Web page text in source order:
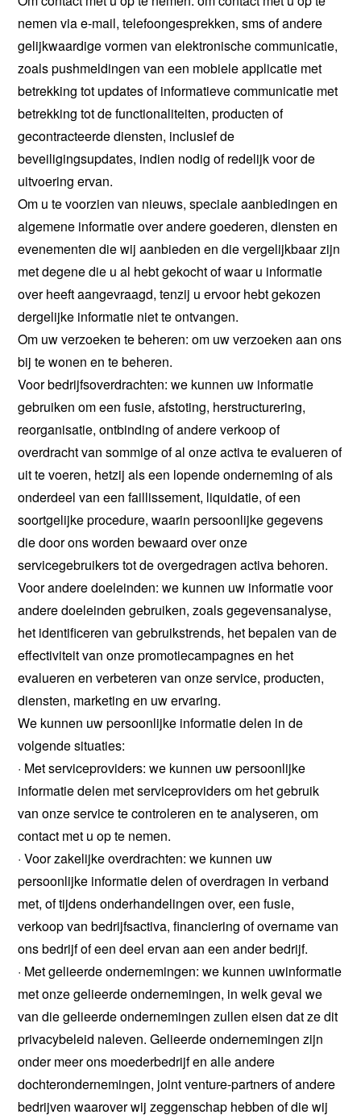
nemen via e-mail, telefoongesprekken, sms of andere
gelijkwaardige vormen van elektronische communicatie,
zoals pushmeldingen van een mobiele applicatie met
betrekking tot updates of informatieve communicatie met
betrekking tot de functionaliteiten, producten of
gecontracteerde diensten, inclusief de
beveiligingsupdates, indien nodig of redelijk voor de
uitvoering ervan.
Om u te voorzien van nieuws, speciale aanbiedingen en
algemene informatie over andere goederen, diensten en
evenementen die wij aanbieden en die vergelijkbaar zijn
met degene die u al hebt gekocht of waar u informatie
over heeft aangevraagd, tenzij u ervoor hebt gekozen
dergelijke informatie niet te ontvangen.
Om uw verzoeken te beheren: om uw verzoeken aan ons
bij te wonen en te beheren.
Voor bedrijfsoverdrachten: we kunnen uw informatie
gebruiken om een fusie, afstoting, herstructurering,
reorganisatie, ontbinding of andere verkoop of
overdracht van sommige of al onze activa te evalueren of
uit te voeren, hetzij als een lopende onderneming of als
onderdeel van een faillissement, liquidatie, of een
soortgelijke procedure, waarin persoonlijke gegevens
die door ons worden bewaard over onze
servicegebruikers tot de overgedragen activa behoren.
Voor andere doeleinden: we kunnen uw informatie voor
andere doeleinden gebruiken, zoals gegevensanalyse,
het identificeren van gebruikstrends, het bepalen van de
effectiviteit van onze promotiecampagnes en het
evalueren en verbeteren van onze service, producten,
diensten, marketing en uw ervaring.
We kunnen uw persoonlijke informatie delen in de
volgende situaties:
· Met serviceproviders: we kunnen uw persoonlijke
informatie delen met serviceproviders om het gebruik
van onze service te controleren en te analyseren, om
contact met u op te nemen.
· Voor zakelijke overdrachten: we kunnen uw
persoonlijke informatie delen of overdragen in verband
met, of tijdens onderhandelingen over, een fusie,
verkoop van bedrijfsactiva, financiering of overname van
ons bedrijf of een deel ervan aan een ander bedrijf.
· Met gelieerde ondernemingen: we kunnen uwinformatie
met onze gelieerde ondernemingen, in welk geval we
van die gelieerde ondernemingen zullen eisen dat ze dit
privacybeleid naleven. Gelieerde ondernemingen zijn
onder meer ons moederbedrijf en alle andere
dochterondernemingen, joint venture-partners of andere
bedrijven waarover wij zeggenschap hebben of die wij